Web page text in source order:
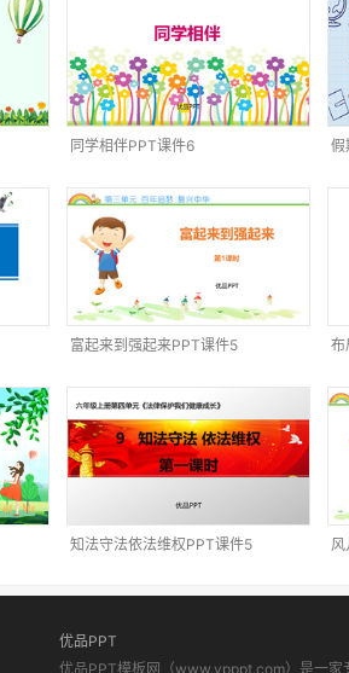
同学相伴PPT课件6 假
富起来到强起来PPT课件5 布
知法守法依法维权PPT课件5
优品PPT
优品PPT模板网（www.ypppt.com）是一家